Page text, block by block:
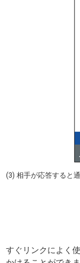
(3) 相手が応答すると
すぐリンクによく